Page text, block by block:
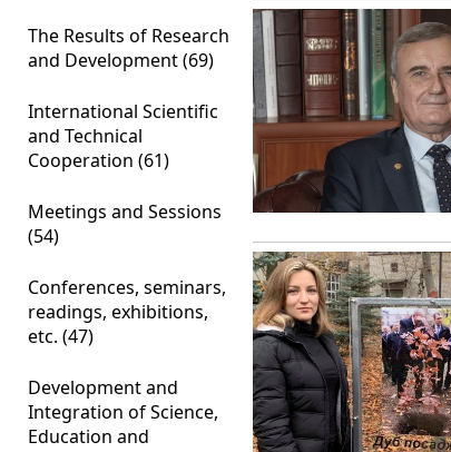
The Results of Research
and Development (69)
International Scientific
and Technical
Cooperation (61)
Meetings and Sessions
(54)
Conferences, seminars,
readings, exhibitions,
etc. (47)
Development and
Integration of Science,
Education and